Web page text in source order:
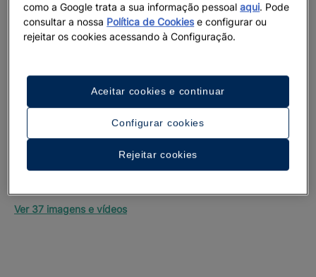
Ver 37 imagens e vídeos
como a Google trata a sua informação pessoalaqui. Pode
consultar a nossa Política de Cookiese configurar ou
rejeitar os cookies acessando à Configuração.
Configurar cookies
Rejeitar cookies
Aceitar cookies e continuar